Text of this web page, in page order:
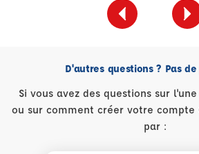
D'autres questions ? Pas
Si vous avez des questions sur
ou sur comment créer votre compte
par :